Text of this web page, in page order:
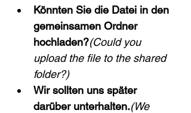
Könnten Sie die Datei in den
gemeinsamen Ordner
hochladen?(Could you
upload the file to the shared
folder?)
Wir sollten uns später
darüber unterhalten.(We